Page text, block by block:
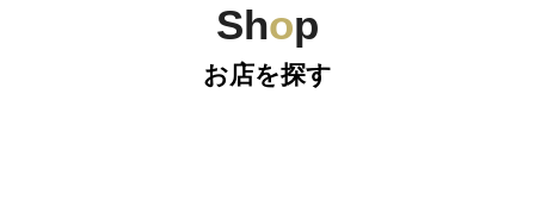
Shop
お店を探す